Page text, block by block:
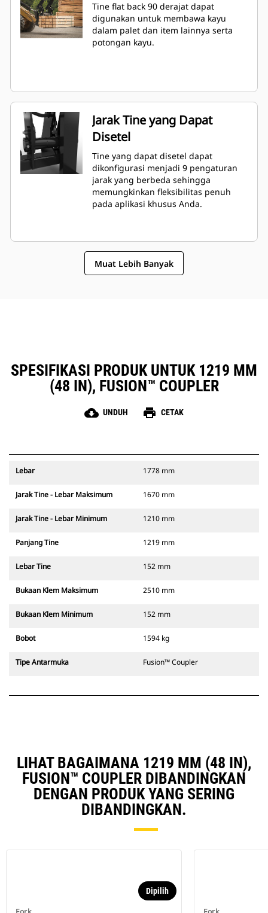
Tine flat back 90 derajat dapat
digunakan untuk membawa kayu
dalam palet dan item lainnya serta
potongan kayu.
Jarak Tine yang Dapat
Disetel
Tine yang dapat disetel dapat
dikonfigurasi menjadi 9 pengaturan
jarak yang berbeda sehingga
memungkinkan fleksibilitas penuh
pada aplikasi khusus Anda.
Muat Lebih Banyak
SPESIFIKASI PRODUK UNTUK 1219 MM
(48 IN), FUSION™ COUPLER
cloud_download UNDUH print CETAK
Lebar 1778 mm
Jarak Tine - Lebar Maksimum 1670 mm
Jarak Tine - Lebar Minimum 1210 mm
Panjang Tine 1219 mm
Lebar Tine 152 mm
Bukaan Klem Maksimum 2510 mm
Bukaan Klem Minimum 152 mm
Bobot 1594 kg
Tipe Antarmuka Fusion™ Coupler
LIHAT BAGAIMANA 1219 MM (48 IN),
FUSION™ COUPLER DIBANDINGKAN
DENGAN PRODUK YANG SERING
DIBANDINGKAN.
Dipilih